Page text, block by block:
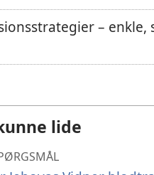
– enkle,
lide